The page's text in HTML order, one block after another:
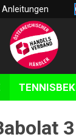
Anleitungen